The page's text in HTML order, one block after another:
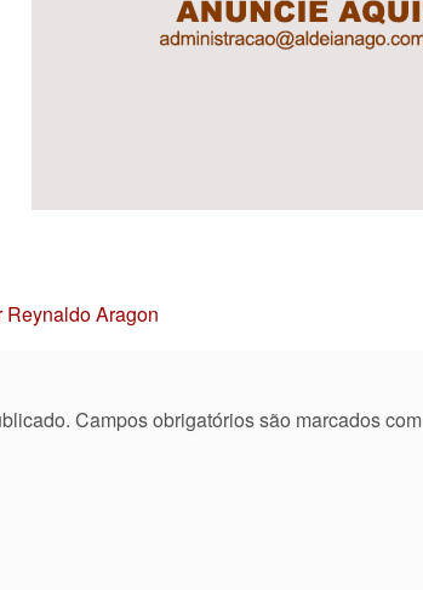
Reynaldo Aragon
Campos obrigatórios são marcados com